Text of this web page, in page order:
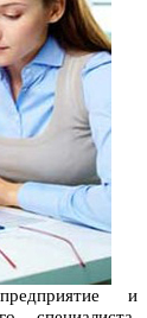
и